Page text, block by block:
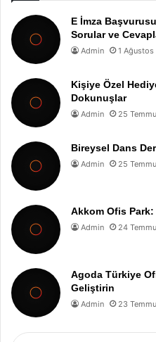
E İmza
Sorular ve
Admin 1
Kişiye Özel
Dokunuşlar
Admin 25
Bireysel Dans
Admin 25
Akkom Ofis Park:
Admin 24
Agoda Türkiye
Geliştirin
Admin 23